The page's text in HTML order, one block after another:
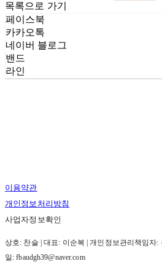
목록으로 가기
페이스북
카카오톡
네이버 블로그
밴드
라인
이용약관
개인정보처리방침
사업자정보확인
상호: 찬슬 | 대표: 이순복 | 개인정보관리책임자:
일: fbaudgh39@naver.com